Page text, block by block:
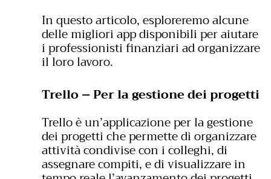
In questo articolo, esploreremo alcune
delle migliori app disponibili per aiutare
i professionisti finanziari ad organizzare
il loro lavoro.
Trello – Per la gestione dei progetti
Trello è un’applicazione per la gestione
dei progetti che permette di organizzare
attività condivise con i colleghi, di
assegnare compiti, e di visualizzare in